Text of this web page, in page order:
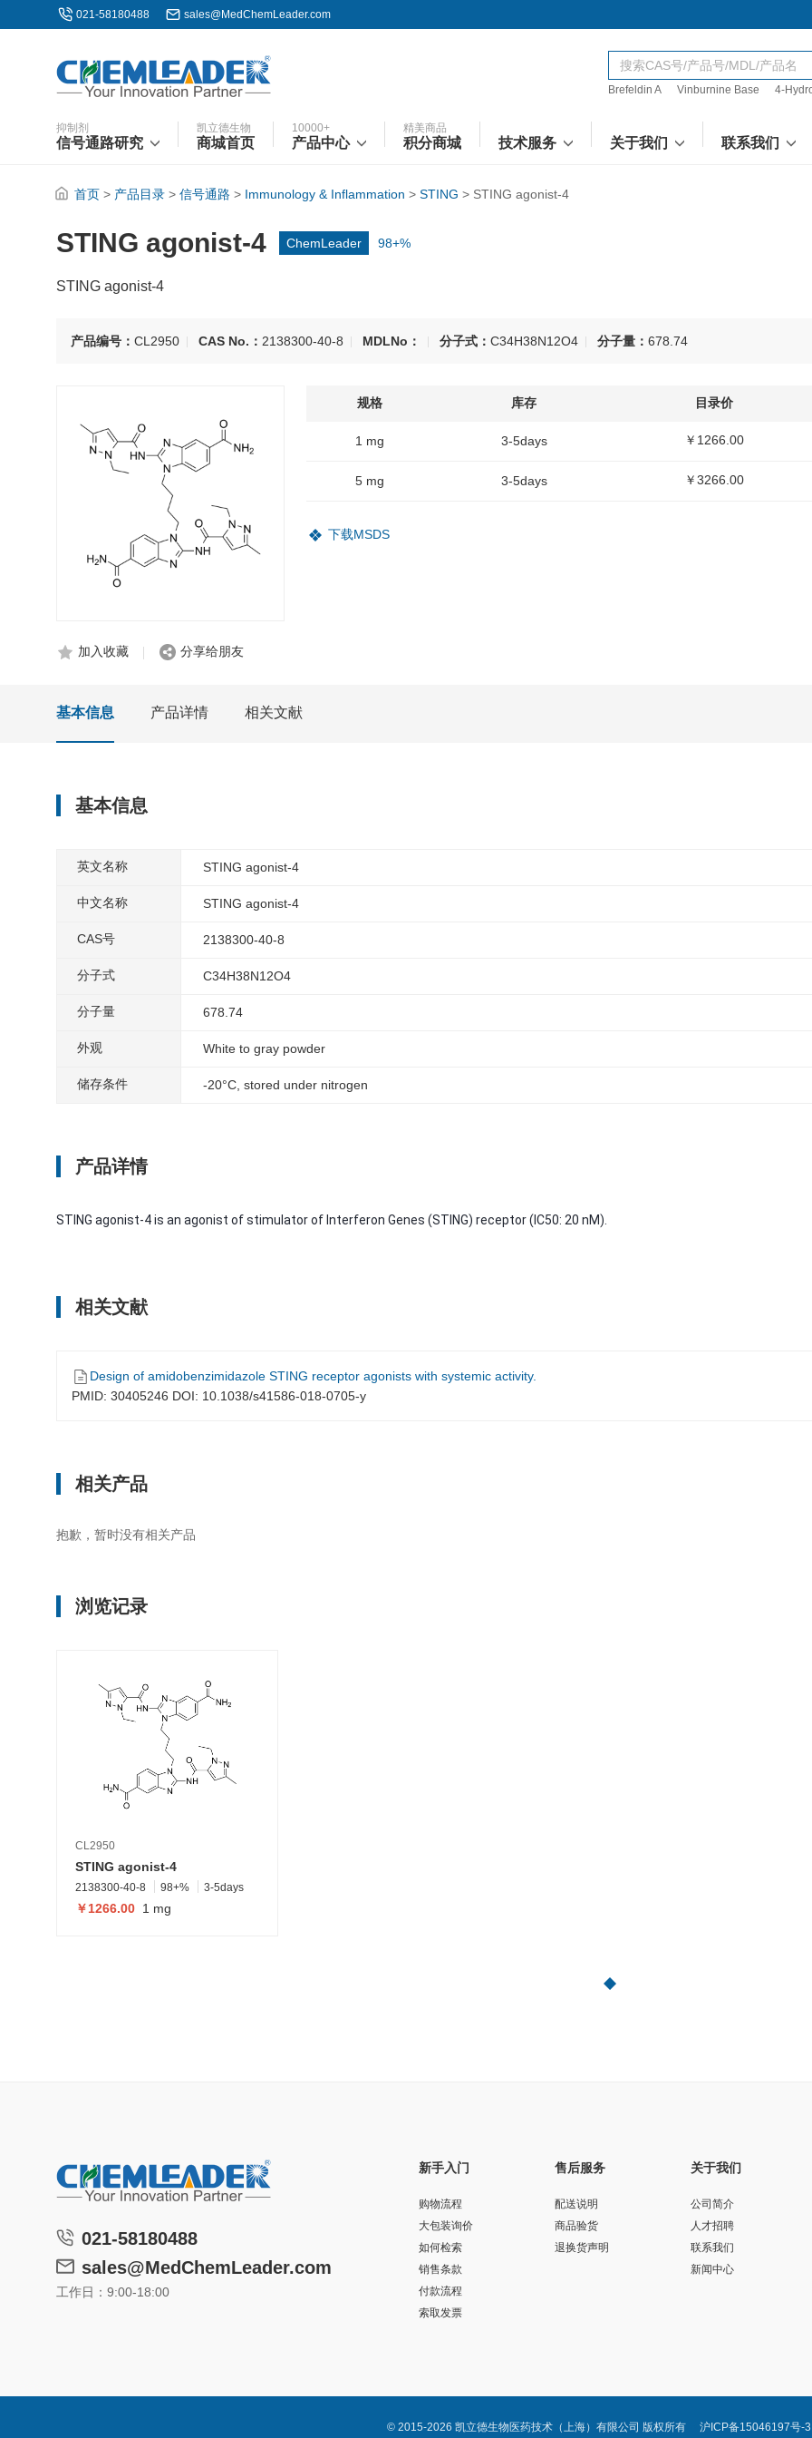
021-58180488 sales@MedChemLeader.com
Brefeldin A Vinburnine Base 4-
抑制剂
信号通路研究
凯立德生物
商城首页
10000+
产品中心
精美商品
积分商城 技术服务 关于我们 联系我们
首页 > 产品目录 > 信号通路 > Immunology & Inflammation > STING > STING agonist-4
STING agonist-4 ChemLeader 98+%
STING agonist-4
产品编号： CL2950 CAS No.： 2138300-40-8 MDLNo： 分子式： C34H38N12O4 分子量： 678.74
加入收藏 分享给朋友
规格 库存 目录价
1 mg 3-5days ￥1266.00
5 mg 3-5days ￥3266.00
下载MSDS
基本信息 产品详情 相关文献
基本信息
英文名称 STING agonist-4
中文名称 STING agonist-4
CAS号 2138300-40-8
分子式 C34H38N12O4
分子量 678.74
外观 White to gray powder
储存条件 -20°C, stored under nitrogen
产品详情
STING agonist-4 is an agonist of stimulator of Interferon Genes (STING) receptor (IC50: 20 nM).
相关文献
Design of amidobenzimidazole STING receptor agonists with systemic activity.
PMID: 30405246 DOI: 10.1038/s41586-018-0705-y
相关产品
抱歉，暂时没有相关产品
浏览记录
CL2950
STING agonist-4
2138300-40-8 98+% 3-5days
￥1266.00 1 mg
021-58180488
sales@MedChemLeader.com
工作日：9:00-18:00
新手入门
购物流程
大包装询价
如何检索
销售条款
付款流程
索取发票
售后服务
配送说明
商品验货
退换货声明
关于我们
公司简介
人才招聘
联系我们
新闻中心
© 2015-2026 凯立德生物医药技术（上海）有限公司 版权所有 沪ICP备15046197号-3